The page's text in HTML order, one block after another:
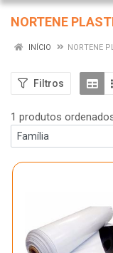
NORTENE
INÍCIO NORTENE
Filtros
1 produtos